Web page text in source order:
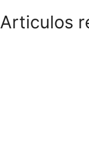
Articulos